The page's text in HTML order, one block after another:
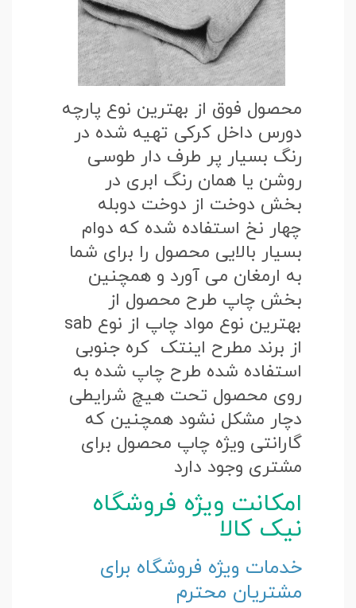
محصول فوق از بهترین نوع پارچه
دورس داخل کرکی تهیه شده در
رنگ بسیار پر طرف دار طوسی
روشن یا همان رنگ ابری در
بخش دوخت از دوخت دوبله
چهار نخ استفاده شده که دوام
بسیار بالایی محصول را برای شما
به ارمغان می آورد و همچنین
بخش چاپ طرح محصول از
بهترین نوع مواد چاپ از نوع sab
از برند مطرح اینتک کره جنوبی
استفاده شده طرح چاپ شده به
روی محصول تحت هیچ شرایطی
دچار مشکل نشود همچنین که
گارانتی ویژه چاپ محصول برای
مشتری وجود دارد
امکانت ویژه فروشگاه
نیک کالا
خدمات ویژه فروشگاه برای
مشتریان محترم